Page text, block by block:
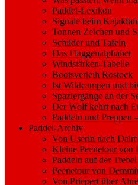
Paddel-Lexikon
Signale beim
Tonnen Zeichen und
Schilder und Tafeln
Das Flaggenalphabet
Windstärken-Tabelle
Bootsverleih Rostock
Ist Wildcampen und
Spaziergänge an der
Der Wolf kehrt nach
Paddeln und Preppen
Paddel-Archiv
Von Userin nach
Kleine Peenetour von
Paddeln auf der
Peenetour von
Von Priepert über